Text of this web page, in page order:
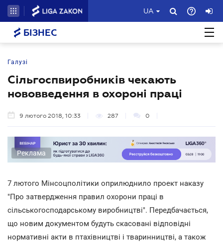
UA
БІЗНЕС
Галузі
Сільгоспвиробників чекають
нововведення в охороні праці
9 лютого 2018, 10:33 287 0
Реклама
7 лютого Мінсоцполітики оприлюднило проект наказу
"Про затвердження правил охорони праці в
сільськогосподарському виробництві". Передбачається,
що новим документом будуть скасовані відповідні
нормативні акти в птахівництві і тваринництві, а також